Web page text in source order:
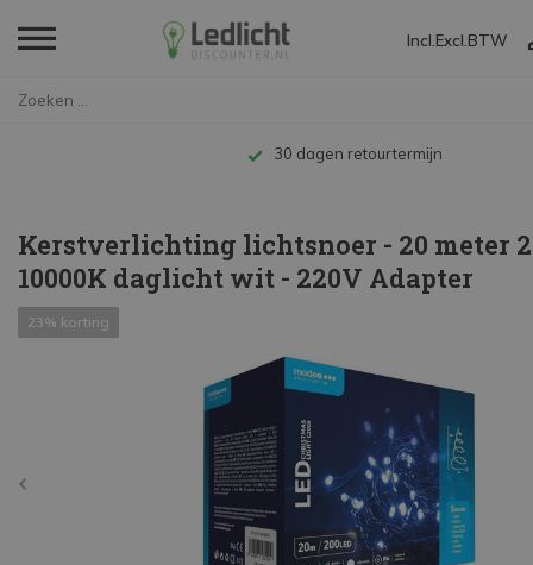
Incl. Excl. BTW
Tot 10 jaar garantie
Kerstverlichting lichtsnoer - 20 meter
10000K daglicht wit - 220V Adapter
23% korting